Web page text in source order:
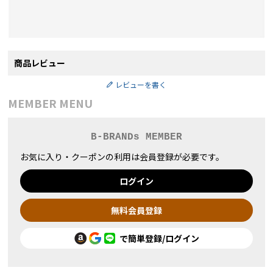
商品レビュー
レビューを書く
MEMBER MENU
B-BRANDs MEMBER
お気に入り・クーポンの利用は会員登録が必要です。
ログイン
無料会員登録
で簡単登録/ログイン